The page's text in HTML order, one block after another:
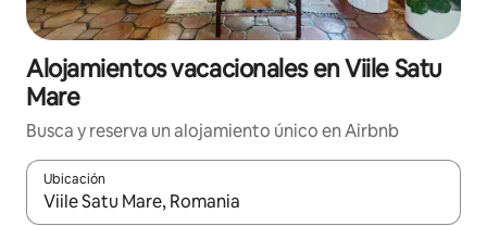
Alojamientos vacacionales en Viile Satu
Mare
Busca y reserva un alojamiento único en Airbnb
Ubicación
Cuando los resultados estén disponibles, podrás navegar